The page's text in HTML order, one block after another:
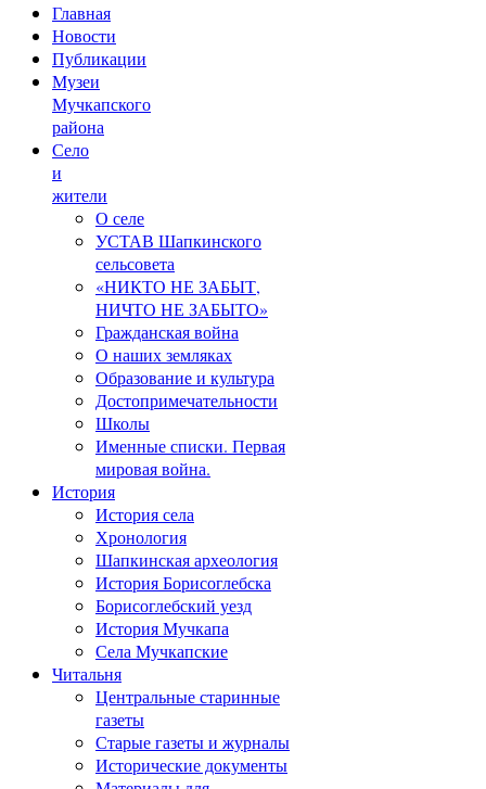
Главная
Новости
Публикации
Музеи
Мучкапского
района
Село
и
жители
О селе
УСТАВ Шапкинского
сельсовета
«НИКТО НЕ ЗАБЫТ,
НИЧТО НЕ ЗАБЫТО»
Гражданская война
О наших земляках
Образование и культура
Достопримечательности
Школы
Именные списки. Первая
мировая война.
История
История села
Хронология
Шапкинская археология
История Борисоглебска
Борисоглебский уезд
История Мучкапа
Села Мучкапские
Читальня
Центральные старинные
газеты
Старые газеты и журналы
Исторические документы